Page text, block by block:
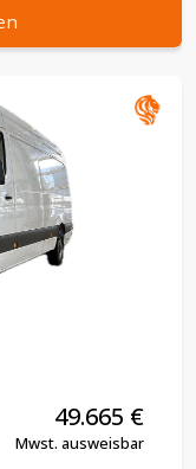
49.665 €
Mwst. ausweisbar